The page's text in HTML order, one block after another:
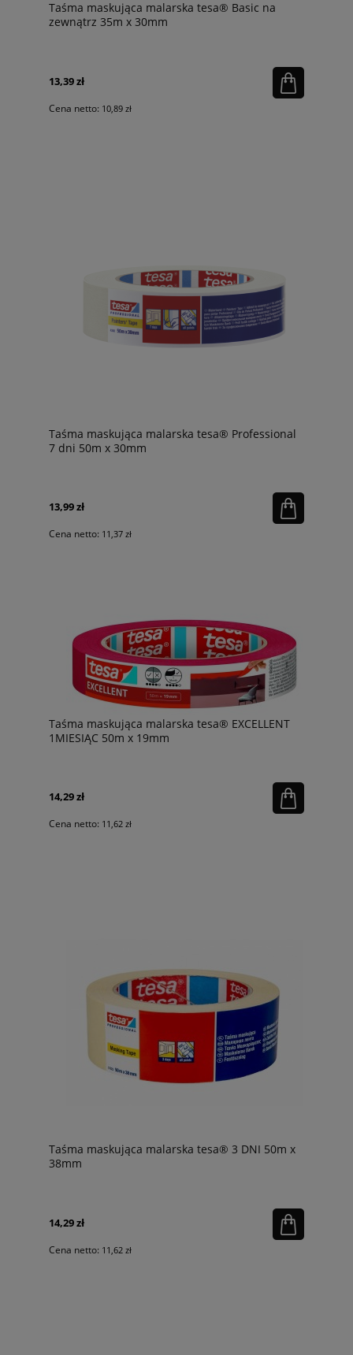
Taśma maskująca malarska tesa® Basic na
zewnątrz 35m x 30mm
13,39 zł
Cena netto: 10,89 zł
Taśma maskująca malarska tesa® Professional
7 dni 50m x 30mm
13,99 zł
Cena netto: 11,37 zł
Taśma maskująca malarska tesa® EXCELLENT
1MIESIĄC 50m x 19mm
14,29 zł
Cena netto: 11,62 zł
Taśma maskująca malarska tesa® 3 DNI 50m x
38mm
14,29 zł
Cena netto: 11,62 zł